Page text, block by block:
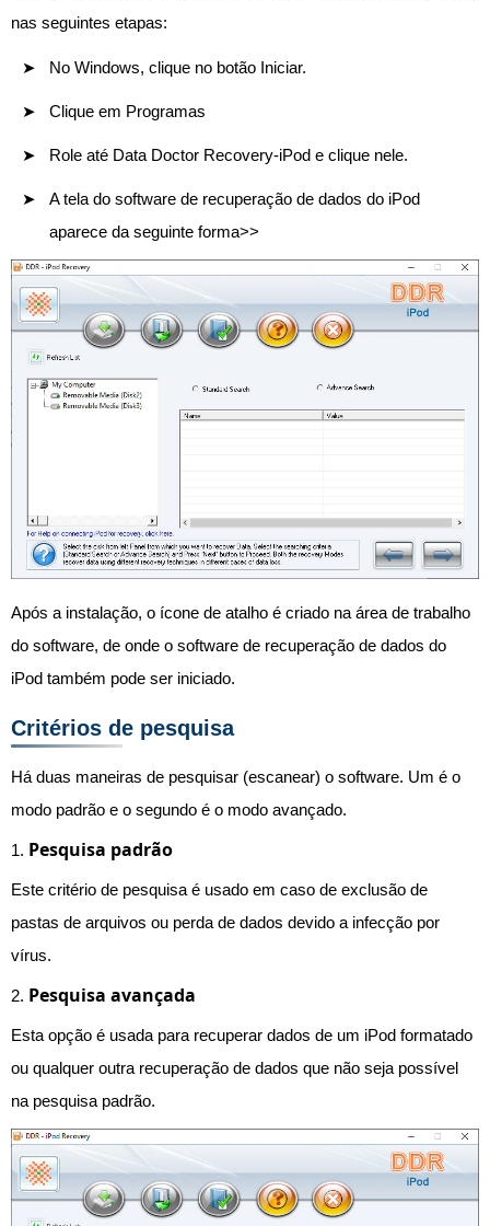
nas seguintes etapas:
No Windows, clique no botão Iniciar.
Clique em Programas
Role até Data Doctor Recovery-iPod e clique nele.
A tela do software de recuperação de dados do iPod
aparece da seguinte forma>>
Após a instalação, o ícone de atalho é criado na área de trabalho
do software, de onde o software de recuperação de dados do
iPod também pode ser iniciado.
Critérios de pesquisa
Há duas maneiras de pesquisar (escanear) o software. Um é o
modo padrão e o segundo é o modo avançado.
1. Pesquisa padrão
Este critério de pesquisa é usado em caso de exclusão de
pastas de arquivos ou perda de dados devido a infecção por
vírus.
2. Pesquisa avançada
Esta opção é usada para recuperar dados de um iPod formatado
ou qualquer outra recuperação de dados que não seja possível
na pesquisa padrão.